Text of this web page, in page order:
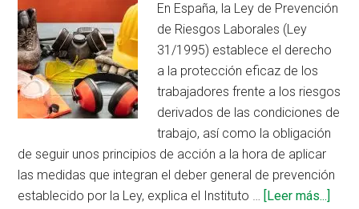
equipos
En España, la Ley de Prevención
de Riesgos Laborales (Ley
31/1995) establece el derecho
a la protección eficaz de los
trabajadores frente a los riesgos
derivados de las condiciones de
trabajo, así como la obligación
de seguir unos principios de acción a la hora de aplicar
las medidas que integran el deber general de prevención
establecido por la Ley, explica el Instituto … [Leer más...]